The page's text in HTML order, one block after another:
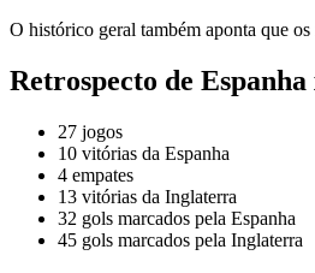
O histórico geral também aponta que
Retrospecto de
27 jogos
10 vitórias da Espanha
4 empates
13 vitórias da Inglaterra
32 gols marcados pela Espanha
45 gols marcados pela Inglaterra